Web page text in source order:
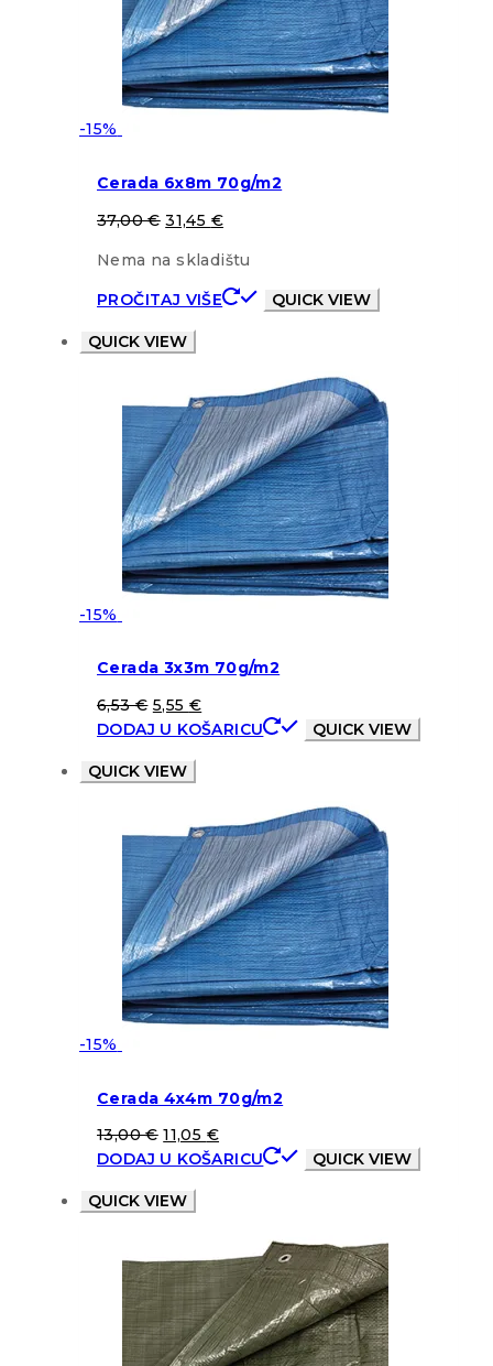
-15%
Cerada 6x8m 70g/m2
37,00€ 31,45 €
Nema na skladištu
PROČITAJ VIŠE
QUICK VIEW
QUICK VIEW
-15%
Cerada 3x3m 70g/m2
6,53€ 5,55 €
DODAJ U KOŠARICU
QUICK VIEW
QUICK VIEW
-15%
Cerada 4x4m 70g/m2
13,00€ 11,05 €
DODAJ U KOŠARICU
QUICK VIEW
QUICK VIEW